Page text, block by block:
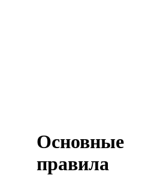
Основные
правила